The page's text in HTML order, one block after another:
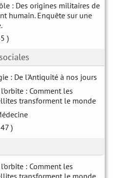
: Des origines militaires de
humain. Enquête sur une
)
: De l'Antiquité à nos jours
: Comment les
transforment le monde
)
: Comment les